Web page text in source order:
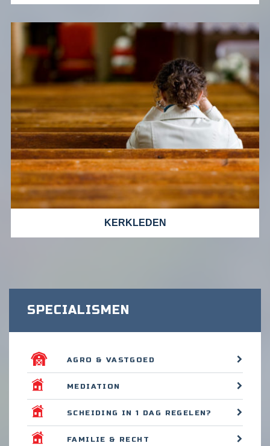
KERKLEDEN
SPECIALISMEN
AGRO & VASTGOED
MEDIATION
SCHEIDING IN 1 DAG REGELEN?
FAMILIE & RECHT